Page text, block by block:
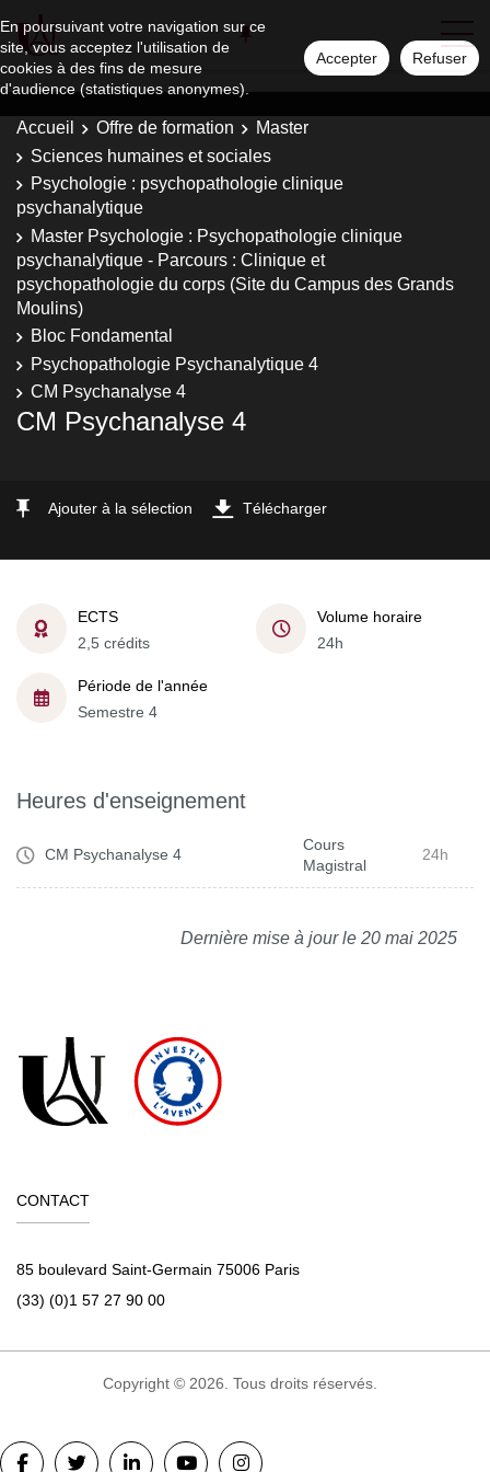
En poursuivant votre navigation sur ce
site, vous acceptez l'utilisation de
cookies à des fins de mesure
d'audience (statistiques anonymes).
Accepter Refuser
Accueil Offre de formation
Master
Sciences humaines et sociales
Psychologie : psychopathologie clinique
psychanalytique
Master Psychologie : Psychopathologie clinique
psychanalytique - Parcours : Clinique et
psychopathologie du corps (Site du Campus des Grands
Moulins)
Bloc Fondamental
Psychopathologie Psychanalytique 4
CM Psychanalyse 4
CM Psychanalyse 4
Ajouter à la sélection Télécharger
ECTS
2,5 crédits
Volume horaire
24h
Période de l'année
Semestre 4
Heures d'enseignement
CM Psychanalyse 4
Cours
Magistral
24h
Dernière mise à jour le 20 mai 2025
CONTACT
85 boulevard Saint-Germain 75006 Paris
(33) (0)1 57 27 90 00
Copyright © 2026. Tous droits réservés.